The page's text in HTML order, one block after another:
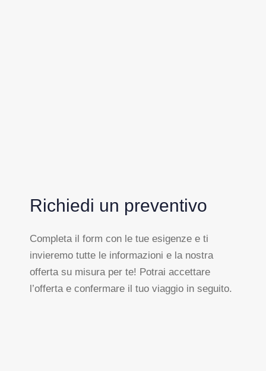
Richiedi un preventivo
Completa il form con le tue esigenze e ti
invieremo tutte le informazioni e la nostra
offerta su misura per te! Potrai accettare
l’offerta e confermare il tuo viaggio in seguito.